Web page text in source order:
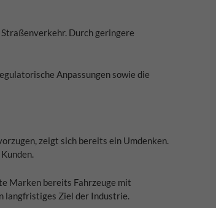
Durch geringere
Anpassungen sowie die
zeigt sich bereits ein Umdenken.
Marken bereits Fahrzeuge mit
langfristiges Ziel der Industrie.